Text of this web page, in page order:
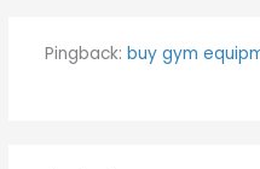
Pingback: buy gym